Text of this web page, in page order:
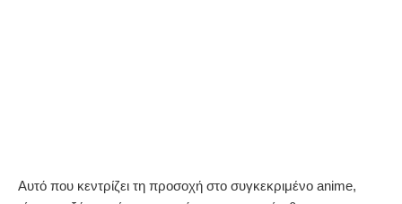
Αυτό που κεντρίζει τη προσοχή στο συγκεκριμένο anime,